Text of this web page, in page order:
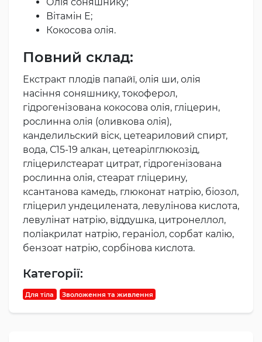
Вітамін Е;
Кокосова олія.
Повний склад:
Екстракт плодів папайї, олія ши, олія
насіння соняшнику, токоферол,
гідрогенізована кокосова олія, гліцерин,
рослинна олія (оливкова олія),
канделильский віск, цетеариловий спирт,
вода, С15-19 алкан, цетеарілглюкозід,
гліцерилстеарат цитрат, гідрогенізована
рослинна олія, стеарат гліцерину,
ксантанова камедь, глюконат натрію, біозол,
гліцерил ундецилената, левулінова кислота,
левулінат натрію, віддушка, цитронеллол,
поліакрилат натрію, гераніол, сорбат калію,
бензоат натрію, сорбінова кислота.
Категорії:
Для тіла Зволоження та живлення